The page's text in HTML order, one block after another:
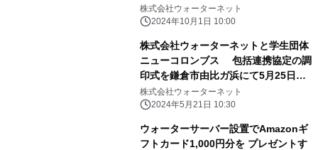
「乗り換えキャンペーン」開催中！
株式会社ウォーターネット
2024年10月1日 10:00
株式会社ウォーターネットと学生団体
ニューコロンブス 包括連携協定の調
印式を鎌倉市由比ガ浜にて5月25日
(土)に開催
株式会社ウォーターネット
2024年5月21日 10:30
ウォーターサーバー設置でAmazonギ
フトカード1,000円分を プレゼントす